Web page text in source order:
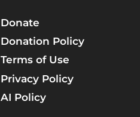
Donate
Donation Policy
Terms of Use
Privacy Policy
AI Policy